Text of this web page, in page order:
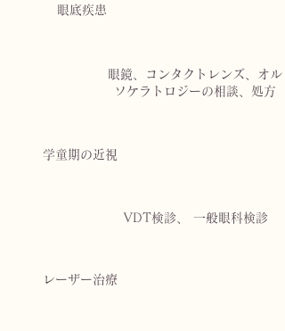
眼底疾患
眼鏡、コンタクトレンズ、オル
ソケラトロジーの相談、処方
学童期の近視
VDT検診、 一般眼科検診
レーザー治療